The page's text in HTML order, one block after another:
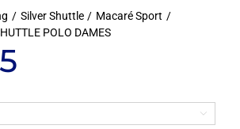
Silver Shuttle
Macaré Sport
POLO DAMES
